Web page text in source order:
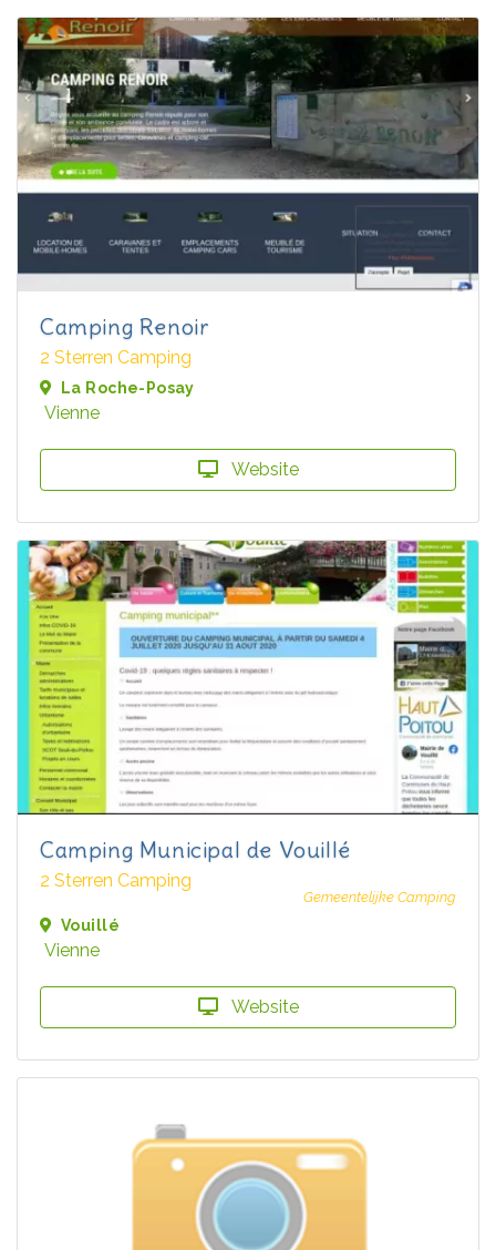
Camping Renoir
2 Sterren Camping
La Roche-Posay
Vienne
Website
Camping Municipal de Vouillé
2 Sterren Camping
Gemeentelijke Camping
Vouillé
Vienne
Website